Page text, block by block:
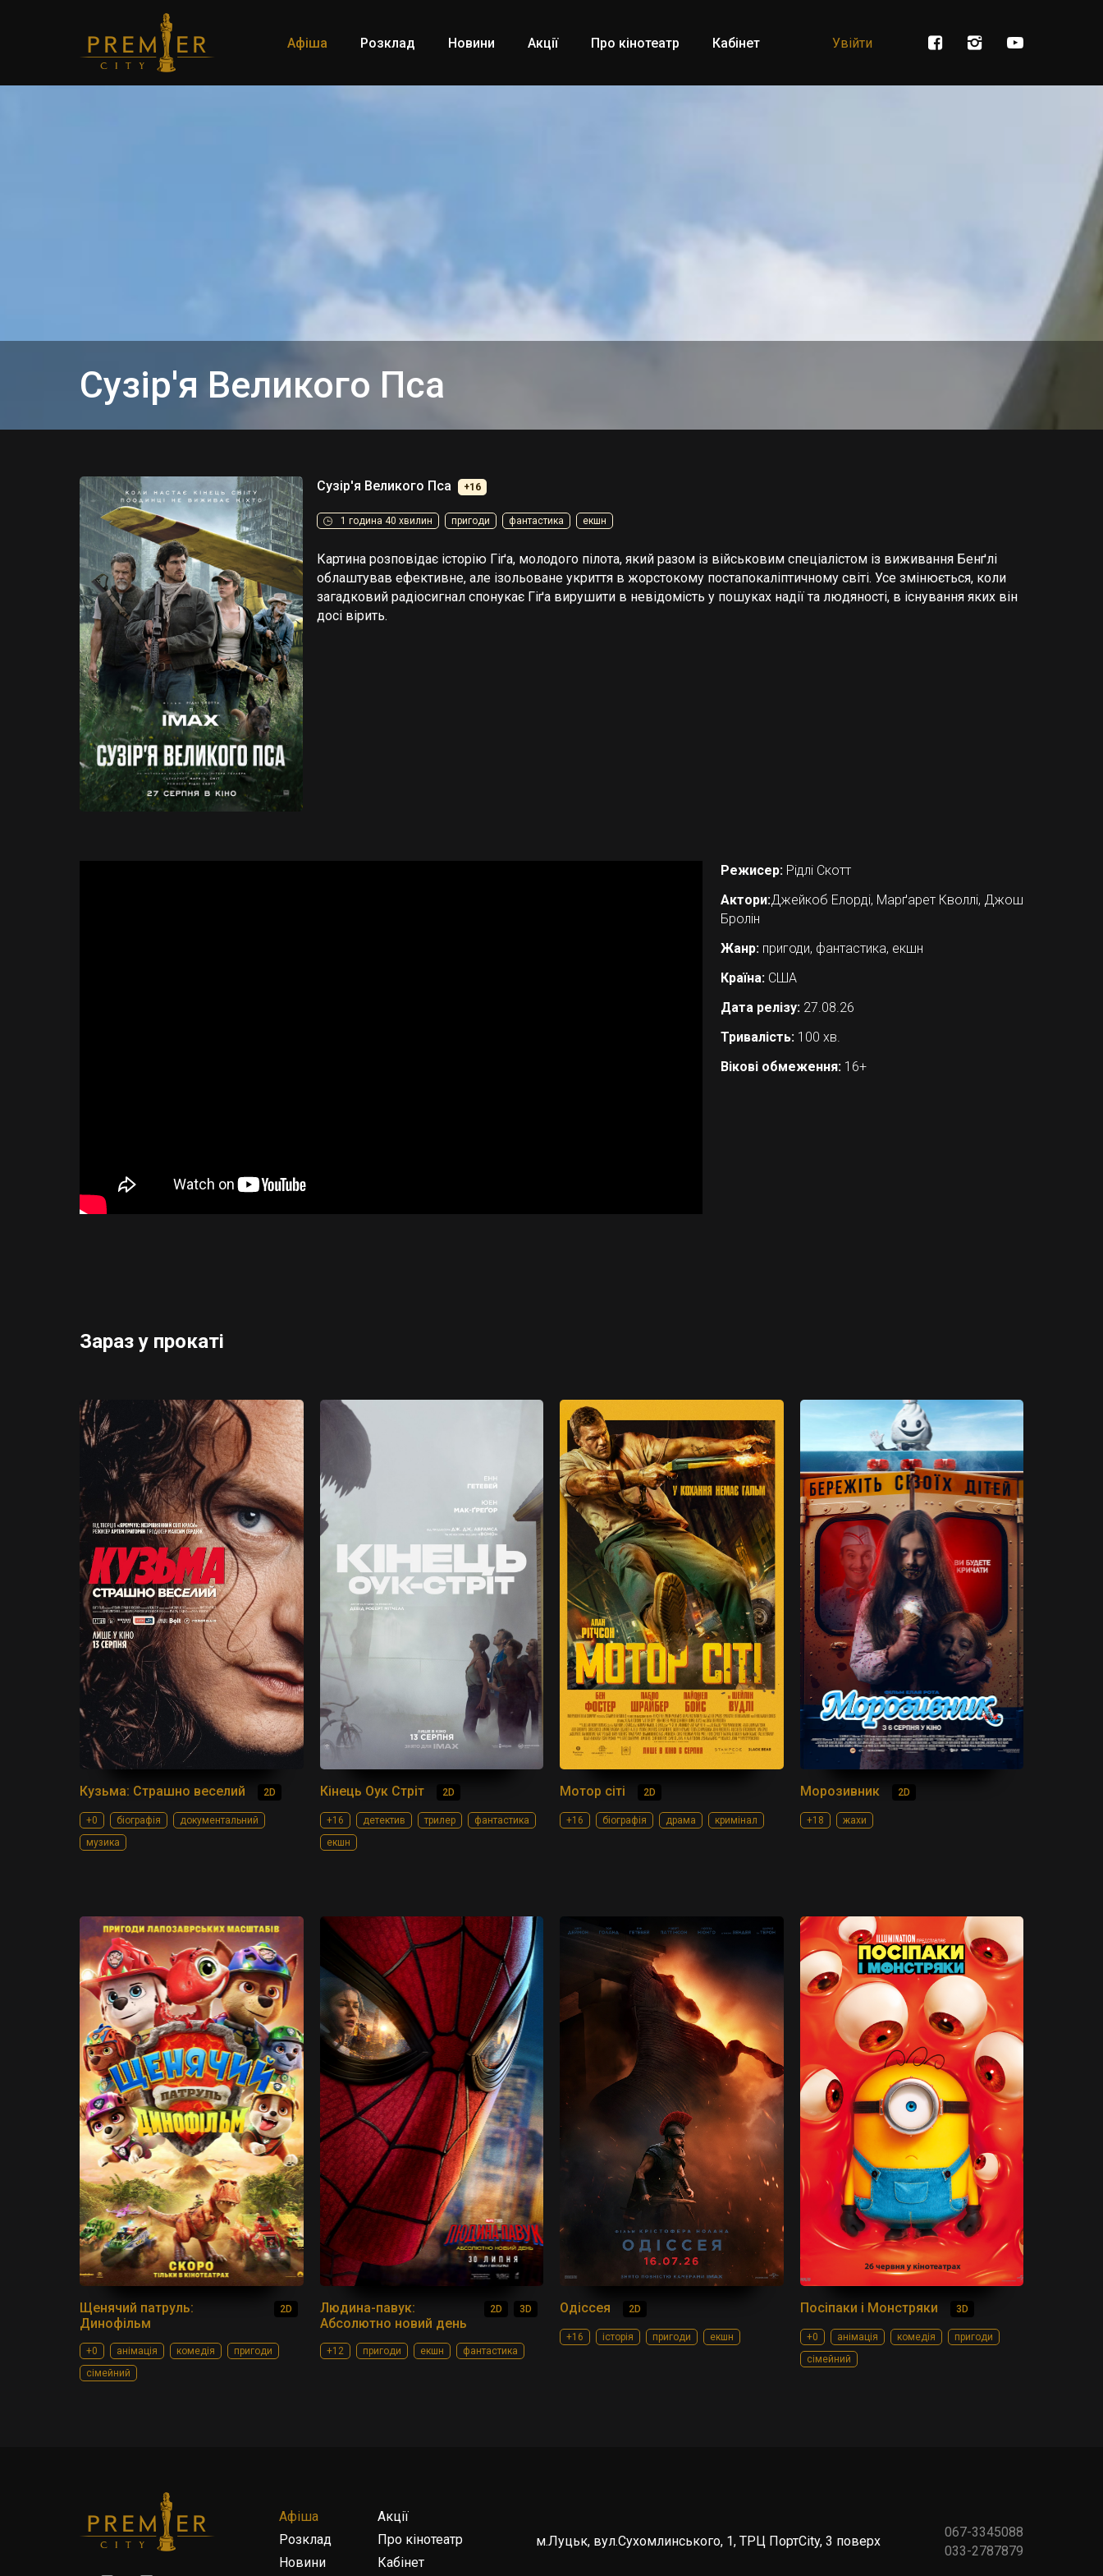
Афіша Розклад Новини Акції Про кінотеатр Кабінет Увійти
Сузір'я Великого Пса
Сузір'я Великого Пса +16
1 година 40 хвилин пригоди фантастика екшн
Картина розповідає історію Гіґа, молодого пілота, який разом із військовим спеціалістом із виживання Бенґлі
облаштував ефективне, але ізольоване укриття в жорстокому постапокаліптичному світі. Усе змінюється, коли
загадковий радіосигнал спонукає Гіґа вирушити в невідомість у пошуках надії та людяності, в існування яких він
досі вірить.
Режисер: Рідлі Скотт
Актори:Джейкоб Елорді, Марґарет Кволлі, Джош
Бролін
Жанр: пригоди, фантастика, екшн
Країна: США
Дата релізу: 27.08.26
Тривалість: 100 хв.
Вікові обмеження: 16+
Зараз у прокаті
Кузьма: Страшно веселий 2D
+0 біографія
документальний
музика
Кінець Оук Стріт 2D
+16 детектив трилер
фантастика
екшн
Мотор сіті 2D
+16 біографія драма кримінал
Морозивник 2D
+18 жахи
Щенячий патруль:
Динофільм
2D
+0 анімація комедія
пригоди
сімейний
Людина-павук:
Абсолютно новий день
2D 3D
+12 пригоди екшн фантастика
Одіссея 2D
+16 історія пригоди екшн
Посіпаки і Монстряки 3D
+0 анімація комедія
пригоди
сімейний
Афіша
Розклад
Новини
Акції
Про кінотеатр
Кабінет
м.Луцьк, вул.Сухомлинського, 1, ТРЦ ПортCity, 3 поверх
067-3345088
033-2787879